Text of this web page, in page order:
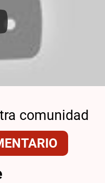
comunidad